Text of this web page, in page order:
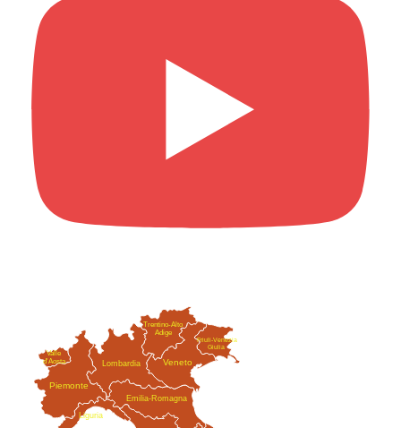
Valle
d'Aosta
Emilia-Romagna
Friuli-Venezia
Giulia
Liguria
Lombardia
Piemonte
Trentino-Alto
Adige
Veneto